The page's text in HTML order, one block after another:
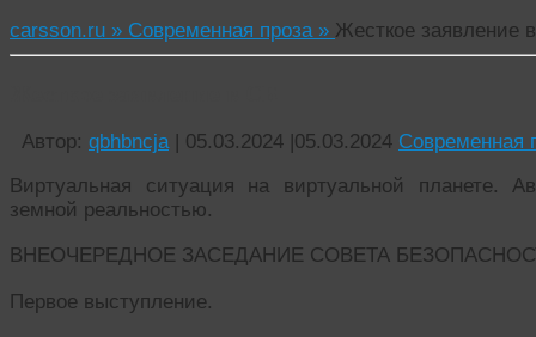
carsson.ru » Современная проза » Жесткое заявление
Автор: qbhbncja | 05.03.2024 |05.03.2024 Современная
Виртуальная ситуация на виртуальной планете.
земной реальностью.
ВНЕОЧЕРЕДНОЕ ЗАСЕДАНИЕ СОВЕТА
Первое выступление.